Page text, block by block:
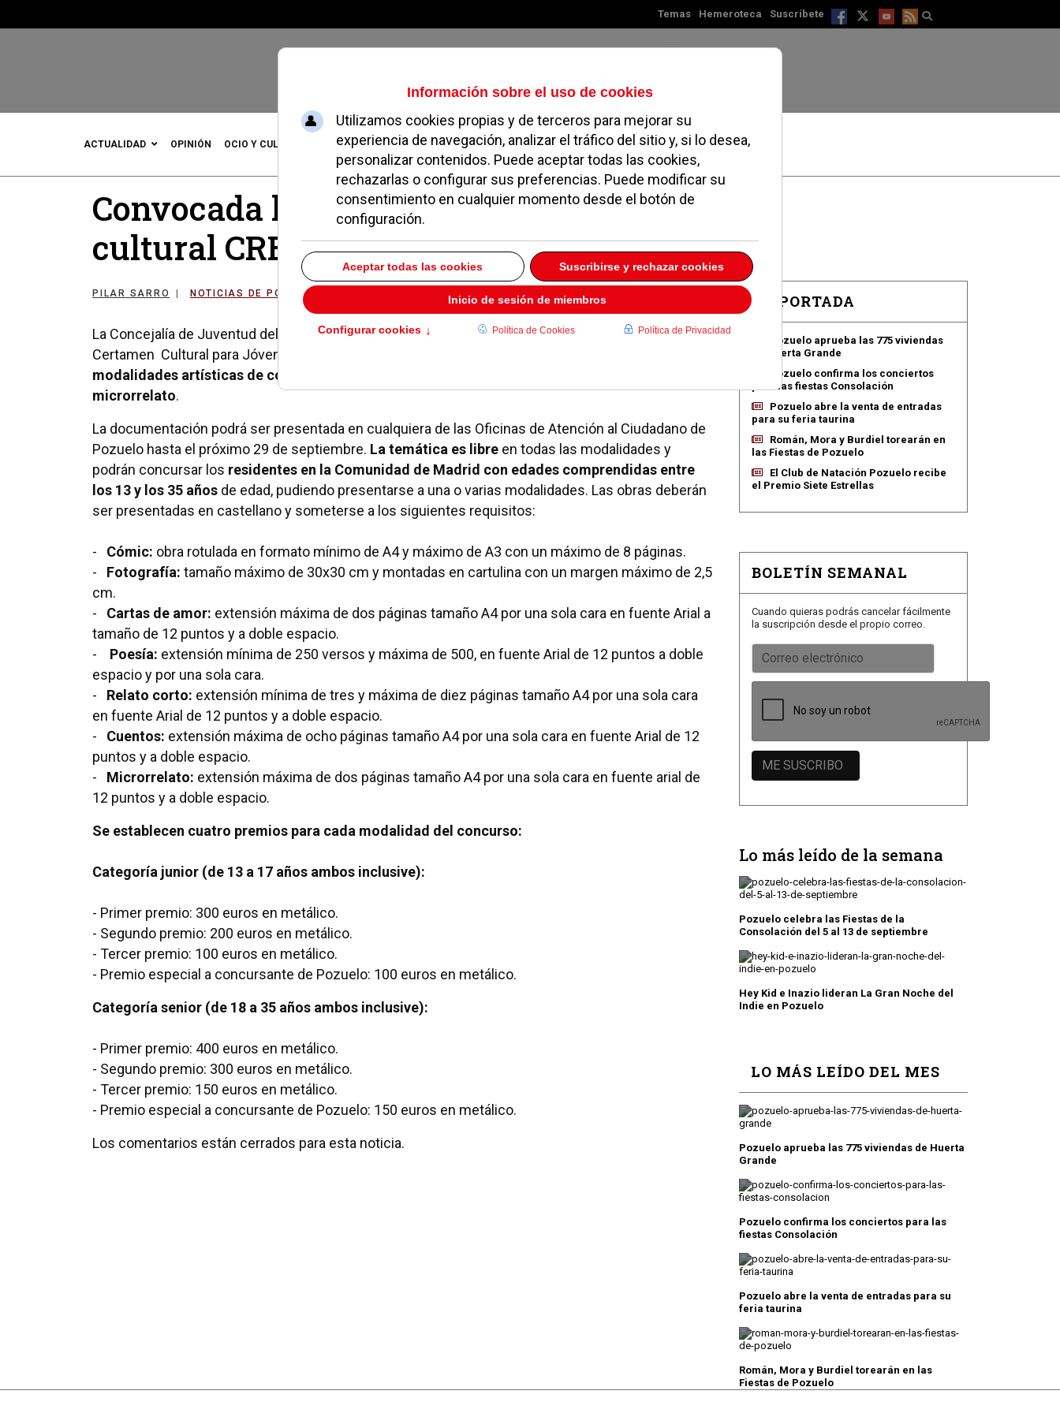
Temas Hemeroteca Suscríbete
Sábado, 08 de agosto de 2026
ACTUALIDAD OPINIÓN OCIO Y CULTURA DEPORTES MADRID NOROESTE SOCIEDAD MAGAZINE SERVICIOS
Convocada la II edición del certamen
cultural CREA 2006
PILAR SARRO NOTICIAS DE POZUELO 13 SEPTIEMBRE 2006
La Concejalía de Juventud del Ayuntamiento de Pozuelo de Alarcón ha convocado la II edición del
Certamen Cultural para Jóvenes “CREA 2006”. Este concurso
modalidades artísticas de cómic, fotografía, cartas de amor, poesía, relato corto, cuentos y
microrrelato.
La documentación podrá ser presentada en cualquiera de las Oficinas de Atención al Ciudadano de
Pozuelo hasta el próximo 29 de septiembre. La temática es libre en todas las modalidades y
podrán concursar los residentes en la Comunidad de Madrid con edades comprendidas entre
los 13 y los 35 años de edad, pudiendo presentarse a una o varias modalidades. Las obras deberán
ser presentadas en castellano y someterse a los siguientes requisitos:
- Cómic: obra rotulada en formato mínimo de A4 y máximo de A3 con un máximo de 8 páginas.
- Fotografía: tamaño máximo de 30x30 cm y montadas en cartulina con un margen máximo de 2,5
cm.
- Cartas de amor: extensión máxima de dos páginas tamaño A4 por una sola cara en fuente Arial a
tamaño de 12 puntos y a doble espacio.
- Poesía: extensión mínima de 250 versos y máxima de 500, en fuente Arial de 12 puntos a doble
espacio y por una sola cara.
- Relato corto: extensión mínima de tres y máxima de diez páginas tamaño A4 por una sola cara
en fuente Arial de 12 puntos y a doble espacio.
- Cuentos: extensión máxima de ocho páginas tamaño A4 por una sola cara en fuente Arial de 12
puntos y a doble espacio.
- Microrrelato: extensión máxima de dos páginas tamaño A4 por una sola cara en fuente arial de
12 puntos y a doble espacio.
Se establecen cuatro premios para cada modalidad del concurso:
Categoría junior (de 13 a 17 años ambos inclusive):
- Primer premio: 300 euros en metálico.
- Segundo premio: 200 euros en metálico.
- Tercer premio: 100 euros en metálico.
- Premio especial a concursante de Pozuelo: 100 euros en metálico.
Categoría senior (de 18 a 35 años ambos inclusive):
- Primer premio: 400 euros en metálico.
- Segundo premio: 300 euros en metálico.
- Tercer premio: 150 euros en metálico.
- Premio especial a concursante de Pozuelo: 150 euros en metálico.
Los comentarios están cerrados para esta noticia.
EN PORTADA
Pozuelo aprueba las 775 viviendas
de Huerta Grande
Pozuelo confirma los conciertos
para las fiestas Consolación
Pozuelo abre la venta de entradas
para su feria taurina
Román, Mora y Burdiel torearán en
las Fiestas de Pozuelo
El Club de Natación Pozuelo recibe
el Premio Siete Estrellas
BOLETÍN SEMANAL
Cuando quieras podrás cancelar fácilmente
la suscripción desde el propio correo.
Lo más leído de la semana
Pozuelo celebra las Fiestas de la
Consolación del 5 al 13 de septiembre
Hey Kid e Inazio lideran La Gran Noche del
Indie en Pozuelo
LO MÁS LEÍDO DEL MES
Pozuelo aprueba las 775 viviendas de Huerta
Grande
Pozuelo confirma los conciertos para las
fiestas Consolación
Pozuelo abre la venta de entradas para su
feria taurina
Román, Mora y Burdiel torearán en las
Fiestas de Pozuelo